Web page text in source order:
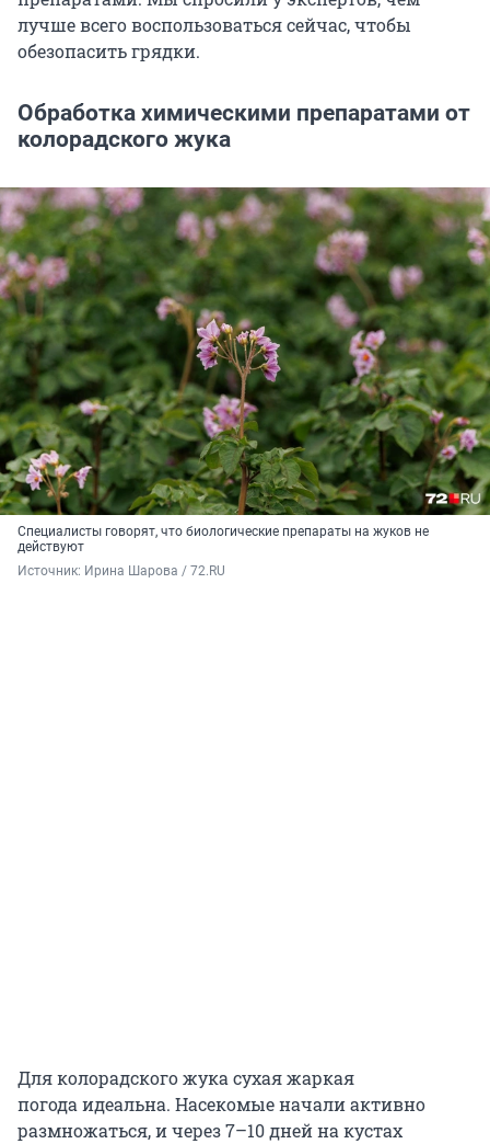
лучше всего воспользоваться сейчас, чтобы
обезопасить грядки.
Обработка химическими препаратами от
колорадского жука
Специалисты говорят, что биологические препараты на жуков не
действуют
Источник: Ирина Шарова / 72.RU
Для колорадского жука сухая жаркая
погода идеальна. Насекомые начали активно
размножаться, и через 7–10 дней на кустах